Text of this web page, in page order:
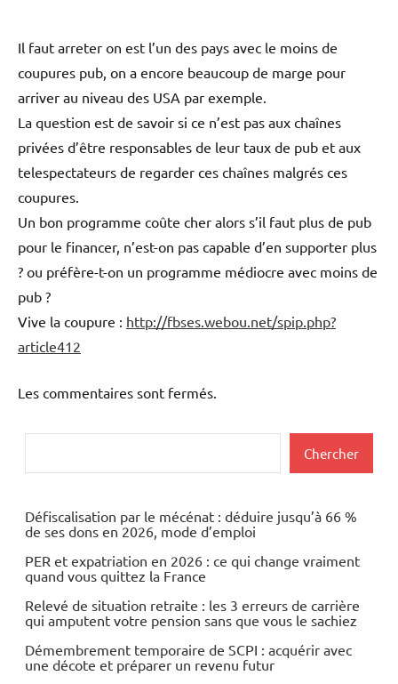
Il faut arreter on est l’un des pays avec le moins de
coupures pub, on a encore beaucoup de marge pour
arriver au niveau des USA par exemple.
La question est de savoir si ce n’est pas aux chaînes
privées d’être responsables de leur taux de pub et aux
telespectateurs de regarder ces chaînes malgrés ces
coupures.
Un bon programme coûte cher alors s’il faut plus de pub
pour le financer, n’est-on pas capable d’en supporter plus
? ou préfère-t-on un programme médiocre avec moins de
pub ?
Vive la coupure : http://fbses.webou.net/spip.php?
article412
Les commentaires sont fermés.
Chercher
Défiscalisation par le mécénat : déduire jusqu’à 66 %
de ses dons en 2026, mode d’emploi
PER et expatriation en 2026 : ce qui change vraiment
quand vous quittez la France
Relevé de situation retraite : les 3 erreurs de carrière
qui amputent votre pension sans que vous le sachiez
Démembrement temporaire de SCPI : acquérir avec
une décote et préparer un revenu futur